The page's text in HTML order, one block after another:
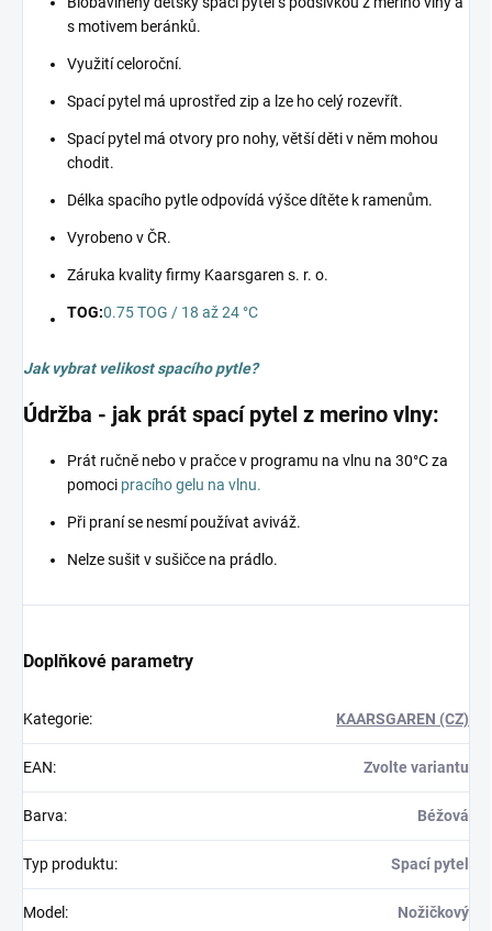
s motivem beránků.
Využití celoroční.
Spací pytel má uprostřed zip a lze ho celý rozevřít.
Spací pytel má otvory pro nohy, větší děti v něm mohou
chodit.
Délka spacího pytle odpovídá výšce dítěte k ramenům.
Vyrobeno v ČR.
Záruka kvality firmy Kaarsgaren s. r. o.
TOG:0.75 TOG / 18 až 24 °C
Jak vybrat velikost spacího pytle?
Údržba - jak prát spací pytel z merino vlny:
Prát ručně nebo v pračce v programu na vlnu na 30°C za
pomoci pracího gelu na vlnu.
Při praní se nesmí používat aviváž.
Nelze sušit v sušičce na prádlo.
Doplňkové parametry
Kategorie: KAARSGAREN (CZ)
EAN: Zvolte variantu
Barva: Béžová
Typ produktu: Spací pytel
Model : Nožičkový